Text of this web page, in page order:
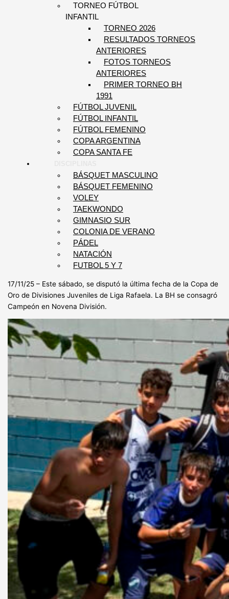
TORNEO FÚTBOL
INFANTIL
TORNEO 2026
RESULTADOS TORNEOS
ANTERIORES
FOTOS TORNEOS
ANTERIORES
PRIMER TORNEO BH
1991
FÚTBOL JUVENIL
FÚTBOL INFANTIL
FÚTBOL FEMENINO
COPA ARGENTINA
COPA SANTA FE
BÁSQUET MASCULINO
BÁSQUET FEMENINO
VOLEY
TAEKWONDO
GIMNASIO SUR
COLONIA DE VERANO
PÁDEL
NATACIÓN
FUTBOL 5 Y 7
17/11/25 – Este sábado, se disputó la última fecha de la Copa de
Oro de Divisiones Juveniles de Liga Rafaela. La BH se consagró
Campeón en Novena División.